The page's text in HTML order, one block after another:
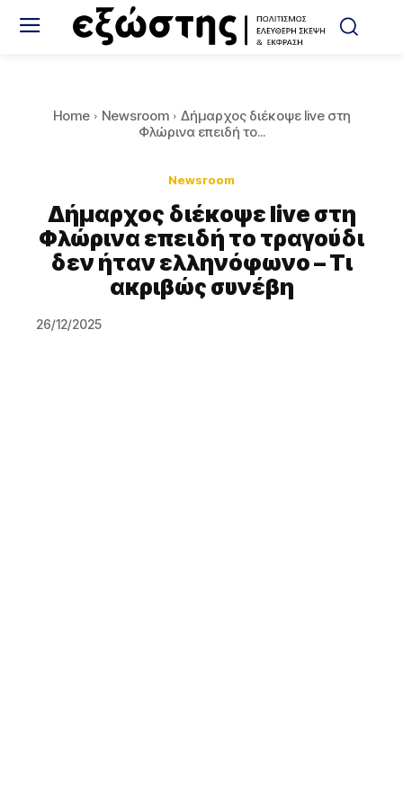
Home Newsroom
Δήμαρχος διέκοψε live στη
Φλώρινα επειδή το...
Newsroom
Δήμαρχος διέκοψε live στη
Φλώρινα επειδή το τραγούδι
δεν ήταν ελληνόφωνο – Τι
ακριβώς συνέβη
26/12/2025